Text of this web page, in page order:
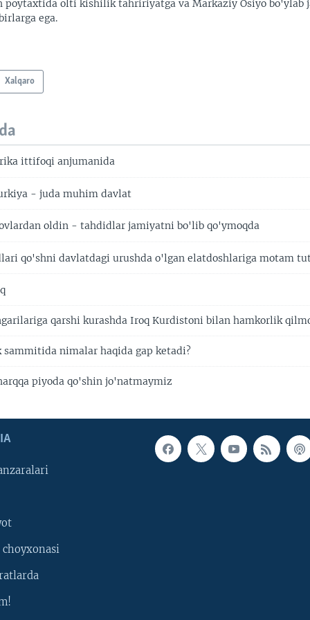
poytaxtida olti kishilik tahririyatga va Markaziy Osiyo bo'ylab
ega.
Xalqaro
ittifoqi anjumanida
- juda muhim davlat
oldin - tahdidlar jamiyatni bo'lib qo'ymoqda
qo'shni davlatdagi urushda o'lgan elatdoshlariga motam
qarshi kurashda Iroq Kurdistoni bilan hamkorlik
nimalar haqida gap ketadi?
piyoda qo'shin jo'natmaymiz